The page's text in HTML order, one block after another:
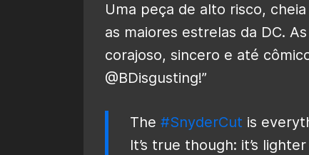
Uma peça de alto risco,
as maiores estrelas da DC.
corajoso, sincero e até
@BDisgusting!”
The #SnyderCut is
It’s true though: it’s